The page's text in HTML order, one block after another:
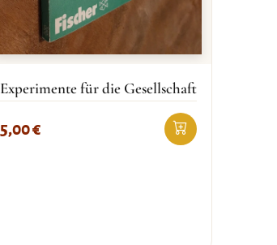
Experimente für die Gesellschaft
5,00€